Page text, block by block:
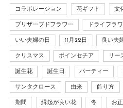
コラボレーション 花ギフト 文
プリザーブドフラワー ドライフラ
いい夫婦の日 11月22日 良い夫
クリスマス ポインセチア リー
誕生花 誕生日 パーティー
サンタクロース 由来 飾り方
期間 縁起が良い花 冬 お正